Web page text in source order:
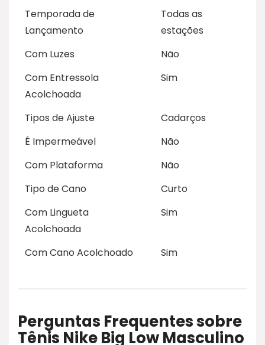
Temporada de
Lançamento
Todas as
estações
Com Luzes
Não
Com Entressola
Acolchoada
Sim
Tipos de Ajuste
Cadarços
É Impermeável
Não
Com Plataforma
Não
Tipo de Cano
Curto
Com Lingueta
Acolchoada
Sim
Com Cano Acolchoado Sim
Perguntas Frequentes sobre
Tênis Nike Big Low Masculino